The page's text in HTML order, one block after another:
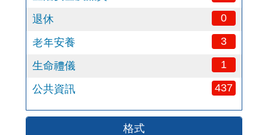
退休 0
老年安養 3
生命禮儀 1
公共資訊 437
格式